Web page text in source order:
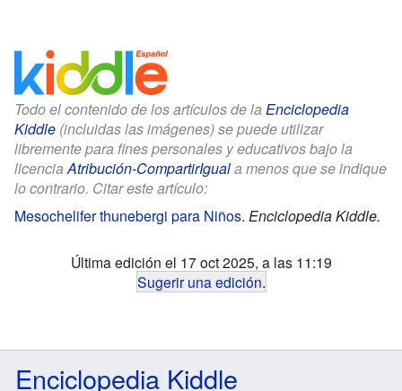
Todo el contenido de los artículos de la Enciclopedia
Kiddle (incluidas las imágenes) se puede utilizar
libremente para fines personales y educativos bajo la
licenciaAtribución-CompartirIguala menos que se indique
lo contrario. Citar este artículo:
Mesochelifer thunebergi para Niños. Enciclopedia Kiddle.
Última edición el 17 oct 2025, a las 11:19
Sugerir una edición.
Enciclopedia Kiddle